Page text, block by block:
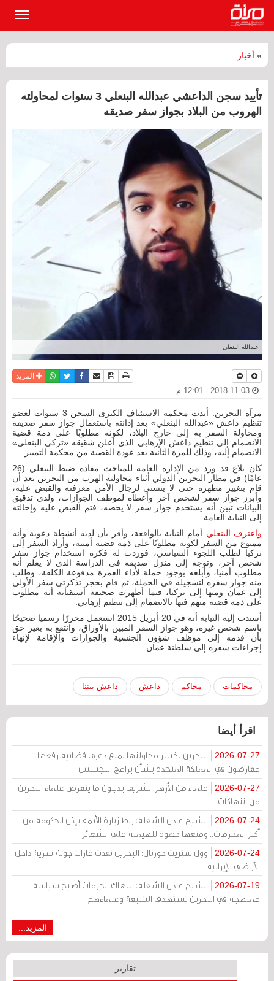
» أخبار
تأييد سجن الداعشي عبدالله البنعلي 3 سنوات لمحاولته
الهروب من البلاد بجواز سفر صديقه
عبدالله البنعلي
نسخة للطباعة
حفظ الموضوع
أرسل الى صديق
فيسبوكتويترواتسابالمزيد
مرآة البحرين: أيدت محكمة الاستئناف الكبرى السجن 3 سنوات لعضو
تنظيم داعش «عبدالله البنعلي» بعد إدانته باستعمال جواز سفر صديقه
ومحاولة السفر به إلى خارج البلاد، لكونه مطلوبًا على ذمة قضية
الانضمام إلى تنظيم داعش الإرهابي الذي أعلن شقيقه «تركي البنعلي»
الانضمام إليه، وذلك للمرة الثانية بعد عودة القضية من محكمة التمييز.
كان بلاغ قد ورد من الإدارة العامة للمباحث مفاده ضبط البنعلي (26
عامًا) في مطار البحرين الدولي أثناء محاولته الهرب من البحرين بعد أن
قام بتغيير مظهره حتى لا يتسنى لرجال الأمن معرفته والقبض عليه،
وأبرز جواز سفر لشخص آخر وأعطاه لموظف الجوازات، ولدى تدقيق
البيانات تبين أنه يستخدم جواز سفر لا يخصه، فتم القبض عليه وإحالته
إلى النيابة العامة.
واعترف البنعلي أمام النيابة بالواقعة، وأقر بأن لديه أنشطة دعوية وأنه
ممنوع من السفر لكونه مطلوبًا على ذمة قضية أمنية، وأراد السفر إلى
تركيا لطلب اللجوء السياسي، فوردت له فكرة استخدام جواز سفر
شخص آخر، وتوجه إلى منزل صديقه في الدراسة الذي لا يعلم أنه
مطلوب أمنيا، وأبلغه بوجود حملة لأداء العمرة مدفوعة الكلفة، وطلب
منه جواز سفره لتسجيله في الحملة، ثم قام بحجز تذكرتي سفر الأولى
إلى عمان ومنها إلى تركيا، فيما أظهرت صحيفة أسبقياته أنه مطلوب
على ذمة قضية متهم فيها بالانضمام إلى تنظيم إرهابي.
أسندت إليه النيابة أنه في 20 أبريل 2015 استعمل محررًا رسميا صحيحًا
باسم شخص غيره، وهو جواز السفر المبين بالأوراق، وانتفع به بغير حق
بأن قدمه إلى موظف شؤون الجنسية والجوازات والإقامة لإنهاء
إجراءات سفره إلى سلطنة عمان.
محاكمات محاكم داعش داعش بيننا
اقرأ أيضا
2026-07-27
البحرين تخسر محاولتها لمنع دعوى قضائية رفعها
معارضون في المملكة المتحدة بشأن برامج التجسس
2026-07-27
علماء من الأزهر الشريف يدينون ما يتعرض علماء البحرين
من انتهاكات
2026-07-24
الشيخ عادل الشعلة: ربط زيارة الأئمة بإذن الحكومة من
أكبر المحرمات.. ومنعها خطوة للهيمنة على الشعائر
2026-07-24
وول ستريت جورنال: البحرين نفذت غارات جوية سرية داخل
الأراضي الإيرانية
2026-07-19
الشيخ عادل الشعلة: انتهاك الحرمات أصبح سياسة
ممنهجة في البحرين تستهدف الشيعة وعلماءهم
المزيد...
تقارير